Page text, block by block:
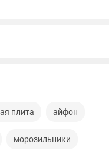
плита айфон
морозильники